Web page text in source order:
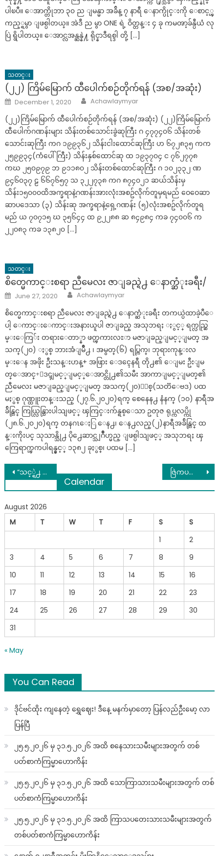
ပါၿပီ။ ေအာက္တိုဘာ ၃၀ ည ျမန္မာ အခ်ိန္ ၇ နာရီ ေနာက္ပိုင္းကို ေစာင့္ၾ
ကည့္ရမွာ ျဖစ္ပါတယ္။ အဲဒီ ည မွာ ONE ရဲ့ ဝိတ္တန္း ၄ ခု ကမၻာ့ခ်န္ပီယံ လု
ပြဲ ရွိပါတယ္။ ေအာင္လအန္ဆန္နဲ႔ ရိုင္နာဒီရစ္ဒါ တို့ […]
သတင္း
(၂၂) ကြိမ်မြောက် ထီပေါက်စဉ်တိုက်ရန် (အစ/အဆုံး)
Posted
on
December 1, 2020 Author
Achawlaymyar
(၂၂)ကြိမ်မြောက် ထီပေါက်စဉ်တိုက်ရန် (အစ/အဆုံး) (၂၂)ကြိမ်မြောက်
ထီပေါက်ဂဏန်းများ သိန်းတစ်သောင်းခွဲဆုကြီး ဂ ၄၇၇၄၀၆ သိန်းတစ်
သောင်းဆုကြီး ကဂ ၁၉၉၃၆၂ သိန်းငါးထောင်ဆုကြီး ဟ ၆၇၂၈၃၅ ကက
၂၅၉၉၃၄(ကံပေါ်ကြီး) သိန်းနှစ်ထောင်ဆု ထ ၁၉၃၇၀၄ င ၇၆၂၇၇၈
ကဃ ၂၅၀၉၇၉ ဘ ၉၁၁၈၀၂ သိန်းတစ်ထောင်ဆုကြီး ဂ ၁၀၂၃၃၂ ဏ
၉၄၆၀၃၇ ဠ ၆၆၇၆၅၇ သ ၃၂၂၇၃၈ ကဂ ၈၇၄၀၂၁ ဆယ်သိန်းမှ
သိန်း၁၅၀၀၀ထိအက္ခရာနဲ့ဂဏန်းအားလုံးအစဥ်လိုက်တူမှရမည် ဝေဝေဆာ
ဆာပဒေသာ (၃) သိန်းဆု အက္ခရာနဲ့ရှေ့ဂဏန်း (၅)လုံးအစဥ်လိုက်တူရ
မည် ယ ၇၀၇၁၅ ဃ ၃၅၆၄၄ ထ ၉၂၂၈၈ ဆ ၈၄၉၈၄ ကခ ၇၄၀၀၆ က
၂၂၀၈၃ ကခ ၁၃၈၂၀ […]
သတင္း
စိတ္မေကာင္းစရာ ညီမေလး ဇာျခည္ရဲ႕ ေနာက္ဆံုးခရီး/
Posted
on
June 27, 2020 Author
Achawlaymyar
စိတ္မေကာင္းစရာ ညီမေလး ဇာျခည္ရဲ႕ ေနာက္ဆံုးခရီး တကယ္ပဲထာခဲ့ပီေ
ပါ့ ေကာင္းေကာင္းအနားယူပါ ဇာျခည္ အသုဘရႈ ႏွင့္ ရက္လည္ဆြ
မ္းေကြ်း တရားေတာ္နာ ဖတ္ၾကားလႊာ မဇာျခည္ျမင့္ျမတ္ အ
သက္(၂၀) ႏွစ္ ဘားအံျမိဳ႕ ၊ အမွတ္(၆) ရပ္ကြက္၊ ဘုရားကုန္းလ
မ္းေန အဖိုး ဦးသန္းဟန္+ အဖြား ေဒၚေနရီ တို႕၏ ေျမး ဦးျမ
တ္ေအာင္+ေဒၚျမင့္ျမင့္ေအာင္တို႕၏သမီး အာကာျမင့္ျမတ္၏
ညီမေလး မဇာျခည္ျမင့္ျမတ္ အသက္(၂၀)ႏွစ္(သတၱေဗဒ) ပထ
မႏွစ္ ဂုဏ္ထူးတန္းသည္ (၂၇.၆.၂၀၂၀)ရက္ စေနေန႕ နံနက္ (၁၀) နာရီအ
ခ်ိန္တြင္ ကြယ္လြန္သြားပါသျဖင့္ ၾကြင္းက်န္ရစ္ေသာ ဥတုဇ ရုပ္ကလပ္ကို
(၂၈.၆.၂၀၂၀)ရက္ တနဂၤေႏြ ေန႕၊ ေန႕လည္(၂)နာရီအခ်ိန္တြင္ ထ
န္းကိုးပင္ သုသာန္သို႕ ပို႕ေဆာင္သျဂိဳဟ္မည္ ျဖစ္ပါသျဖင့္ အသုဘရႈ ၾ
ကြေရာက္ၾကပါရန္နွင့္ ၁၃၈၂ ခုႏွစ္၊ ပထမ […]
Post
navigation
“သင့္ရဲ႕ ခ်က္ပုံစံက ေျပာျပေနတဲ့ သင့္ရဲ႕ ပုဂၢိဳလ္ေရးဆိုင္ရာ အခ်က္အလက္မ်ား” ဇြဲကပင္ေတာင္ေပၚက ျပဳတ္က် ေသဆုံးသြားတဲ့ တကၠသိုလ္ေက်ာင္းသူေလးရဲ႕ ဖခင္ေျပာျပလာတဲ့(႐ုပ္သံ)
Calendar
August 2026
M
T W T F S
S
1
2
3
4 5 6 7 8
9
10
11 12 13 14 15
16
17
18 19 20 21 22
23
24
25 26 27 28 29
30
31
« May
You Can Read
ဒိုင်ဗင်ထိုး ကျနေတဲ့ ရွှေဈေး! ဒီနေ့ မနက်မှာတော့ ပြန်လည်ဦးမော့ လာ
ပြန်ပြီ
၂၅.၅.၂၀၂၆ မှ ၃၁.၅.၂၀၂၆ အထိ စနေသားသမီးများအတွက် တစ်
ပတ်စာကံကြမ္မာဟောကိန်း
၂၅.၅.၂၀၂၆ မှ ၃၁.၅.၂၀၂၆ အထိ သောကြာသားသမီးများအတွက် တစ်
ပတ်စာကံကြမ္မာဟောကိန်း
၂၅.၅.၂၀၂၆ မှ ၃၁.၅.၂၀၂၆ အထိ ကြာသပတေးသားသမီးများအတွက်
တစ်ပတ်စာကံကြမ္မာဟောကိန်း